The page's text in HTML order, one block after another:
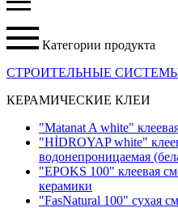
Категории продукта
СТРОИТЕЛЬНЫЕ
КЕРАМИЧЕСКИЕ КЛЕИ
"Matanat A white"
"HİDROYAP white"
водонепроницаемая
"EPOKS 100" клеевая
керамики
"FasNatural 100" сухая